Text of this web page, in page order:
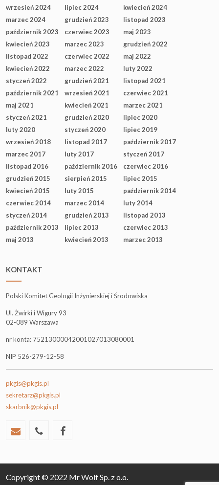
wrzesień 2024
lipiec 2024
kwiecień 2024
marzec 2024
grudzień 2023
listopad 2023
październik 2023
czerwiec 2023
maj 2023
kwiecień 2023
marzec 2023
grudzień 2022
listopad 2022
czerwiec 2022
maj 2022
kwiecień 2022
marzec 2022
luty 2022
styczeń 2022
grudzień 2021
listopad 2021
październik 2021
wrzesień 2021
czerwiec 2021
maj 2021
kwiecień 2021
marzec 2021
styczeń 2021
grudzień 2020
lipiec 2020
luty 2020
styczeń 2020
lipiec 2019
wrzesień 2018
listopad 2017
październik 2017
marzec 2017
luty 2017
styczeń 2017
listopad 2016
październik 2016
czerwiec 2016
grudzień 2015
sierpień 2015
lipiec 2015
kwiecień 2015
luty 2015
październik 2014
czerwiec 2014
marzec 2014
luty 2014
styczeń 2014
grudzień 2013
listopad 2013
październik 2013
lipiec 2013
czerwiec 2013
maj 2013
kwiecień 2013 marzec 2013
KONTAKT
Polski Komitet Geologii Inżynierskiej i Środowiska
Ul. Żwirki i Wigury 93
02-089 Warszawa
nr konta: 75213000042001027013080001
NIP 526-279-12-58
pkgis@pkgis.pl
sekretarz@pkgis.pl
skarbnik@pkgis.pl
Copyright © 2022 Mr Wolf Sp. z o.o.